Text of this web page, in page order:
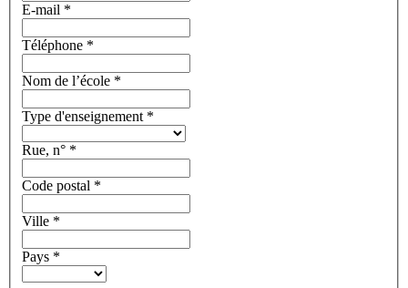
E-mail *
Téléphone *
Nom de l’école *
Type d'enseignement *
Rue, n° *
Code postal *
Ville *
Pays *